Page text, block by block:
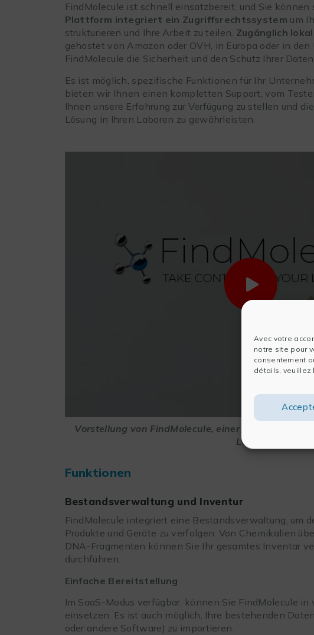
Avec votre
notre site pour
consentement
détails, veuillez
FindMolecule ist schnell einsatzbereit, und Sie können
Plattform integriert ein Zugriffsrechtssystem um
strukturieren und Ihre Arbeit zu teilen. Zugänglich
gehostet von Amazon oder OVH, in Europa oder in den
FindMolecule die Sicherheit und den Schutz Ihrer
Es ist möglich, spezifische Funktionen für Ihr
bieten wir Ihnen einen kompletten Support, vom
Ihnen unsere Erfahrung zur Verfügung zu stellen und
Lösung in Ihren Laboren zu gewährleisten.
Vorstellung von FindMolecule, einer Software für
Labor.
Funktionen
Bestandsverwaltung und Inventur
FindMolecule integriert eine Bestandsverwaltung, um
Produkte und Geräte zu verfolgen. Von Chemikalien
DNA-Fragmenten können Sie Ihr gesamtes Inventar
durchführen.
Einfache Bereitstellung
Im SaaS-Modus verfügbar, können Sie FindMolecule
einsetzen. Es ist auch möglich, Ihre bestehenden
oder andere Software) zu importieren.